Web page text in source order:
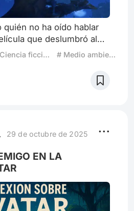
quién no ha oído hablar
que deslumbró al
universo, efectos
un mundo
Para algunos, es una
al menos dos veces
# Ciencia ficcion y sociedad # Medio ambiente
29 de octubre de 2025
EN LA